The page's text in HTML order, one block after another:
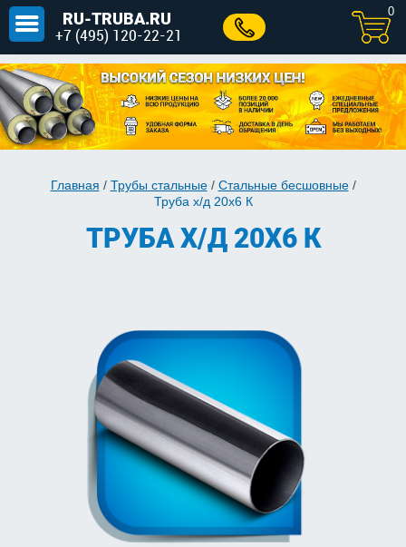
RU-TRUBA.RU
+7 (495) 120-22-21
0
Главная / Трубы стальные/ Стальные бесшовные/
Труба х/д 20x6 К
ТРУБА Х/Д 20X6 К